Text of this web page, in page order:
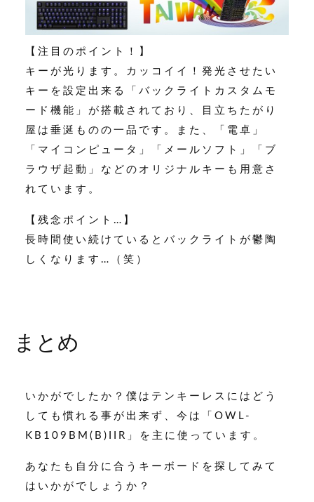
【注目のポイント！】
キーが光ります。カッコイイ！発光させたい
キーを設定出来る「バックライトカスタムモ
ード機能」が搭載されており、目立ちたがり
屋は垂涎ものの一品です。また、「電卓」
「マイコンピュータ」「メールソフト」「ブ
ラウザ起動」などのオリジナルキーも用意さ
れています。
【残念ポイント…】
長時間使い続けているとバックライトが鬱陶
しくなります…（笑）
まとめ
いかがでしたか？僕はテンキーレスにはどう
しても慣れる事が出来ず、今は「OWL-
KB109BM(B)IIR」を主に使っています。
あなたも自分に合うキーボードを探してみて
はいかがでしょうか？